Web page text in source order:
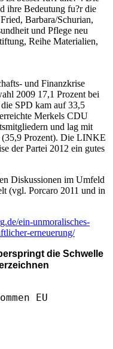
ihre Bedeutung fu?r die
Barbara/Schurian,
und Pflege neu
Reihe Materialien,
und Finanzkrise
2009 17,1 Prozent bei
SPD kam auf 33,5
Merkels CDU
und lag mit
(35,9 Prozent). Die LINKE
der Partei 2012 ein gutes
Diskussionen im Umfeld
(vgl. Porcaro 2011 und in
ein-unmoralisches-
erneuerung/
die Schwelle